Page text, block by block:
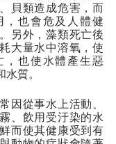
貝類造成危害，而
也會危及人體健
另外，藻類死亡後
大量水中溶氧，使
，也使水體產生惡
質。
因從事水上活動、
、飲用受汙染的水
而使其健康受到有